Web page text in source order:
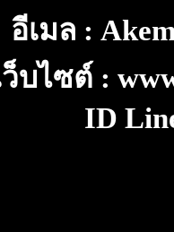
อีเมล :
ว็บไซต์ :
ID